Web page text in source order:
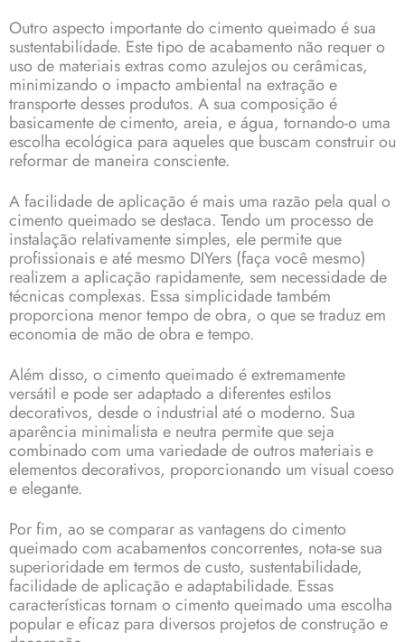
Outro aspecto importante do cimento queimado é sua
sustentabilidade. Este tipo de acabamento não requer o
uso de materiais extras como azulejos ou cerâmicas,
minimizando o impacto ambiental na extração e
transporte desses produtos. A sua composição é
basicamente de cimento, areia, e água, tornando-o uma
escolha ecológica para aqueles que buscam construir ou
reformar de maneira consciente.
A facilidade de aplicação é mais uma razão pela qual o
cimento queimado se destaca. Tendo um processo de
instalação relativamente simples, ele permite que
profissionais e até mesmo DIYers (faça você mesmo)
realizem a aplicação rapidamente, sem necessidade de
técnicas complexas. Essa simplicidade também
proporciona menor tempo de obra, o que se traduz em
economia de mão de obra e tempo.
Além disso, o cimento queimado é extremamente
versátil e pode ser adaptado a diferentes estilos
decorativos, desde o industrial até o moderno. Sua
aparência minimalista e neutra permite que seja
combinado com uma variedade de outros materiais e
elementos decorativos, proporcionando um visual coeso
e elegante.
Por fim, ao se comparar as vantagens do cimento
queimado com acabamentos concorrentes, nota-se sua
superioridade em termos de custo, sustentabilidade,
facilidade de aplicação e adaptabilidade. Essas
características tornam o cimento queimado uma escolha
popular e eficaz para diversos projetos de construção e